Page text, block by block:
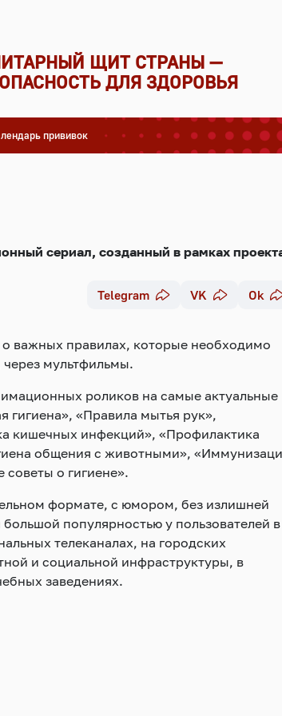
ЩИТ СТРАНЫ —
ДЛЯ ЗДОРОВЬЯ
прививок
сериал, созданный в рамках
Telegram
VK Ok
важных правилах, которые необходимо
через мультфильмы.
роликов на самые актуальные
гигиена», «Правила мытья рук»,
кишечных инфекций», «Профилактика
общения с животными»,
о гигиене».
формате, с юмором, без излишней
популярностью у пользователей в
телеканалах, на городских
и социальной инфраструктуры, в
заведениях.